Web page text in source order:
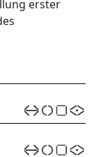
erster